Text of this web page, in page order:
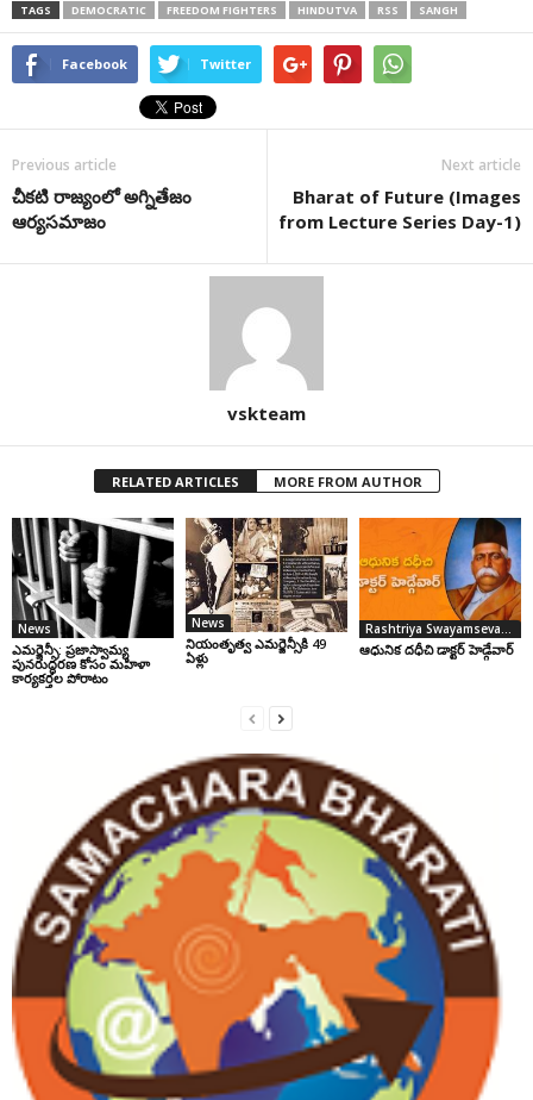
TAGS DEMOCRATIC FREEDOM FIGHTERS HINDUTVA RSS SANGH
Facebook Twitter
Previous article
చీకటి రాజ్యంలో అగ్నితేజం
ఆర్యసమాజం
Next article
Bharat of Future (Images
from Lecture Series Day-1)
vskteam
RELATED ARTICLES MORE FROM AUTHOR
News
ఎమర్జెన్సీ: ప్రజాస్వామ్య
పునరుద్ధరణ కోసం మహిళా
కార్యకర్తల పోరాటం
News
నియంతృత్వ ఎమర్జెన్సీకి 49
ఏళ్లు
Rashtriya Swayamsevak Sangh
ఆధునిక దధీచి డాక్టర్‌ హెడ్గేవార్‌